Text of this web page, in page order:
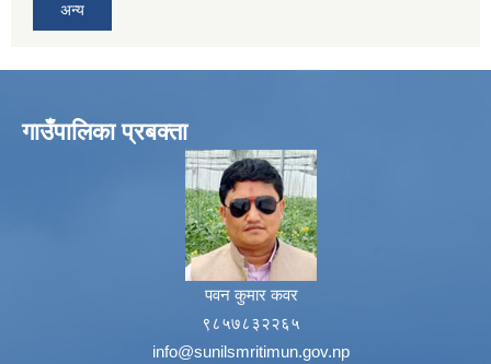
अन्य
गाउँपालिका प्रबक्ता
पवन कुमार कवर
९८५७८३२२६५
info@sunilsmritimun.gov.np